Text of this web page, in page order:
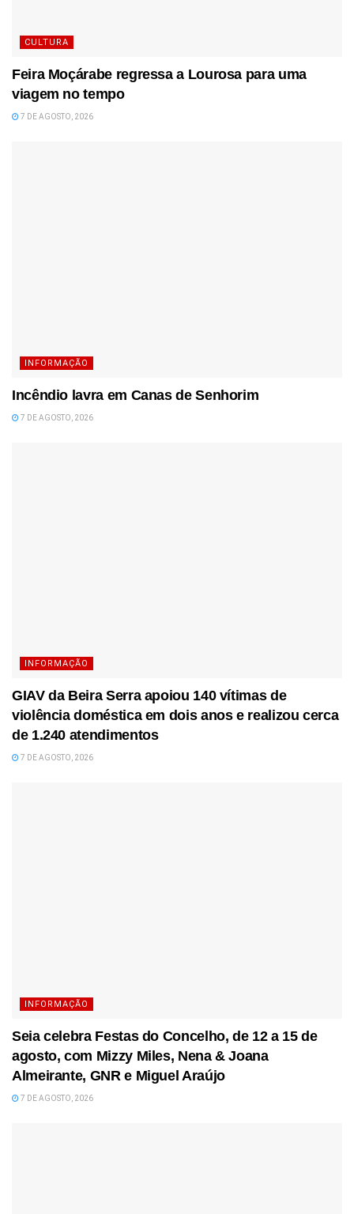
CULTURA
Feira Moçárabe regressa a Lourosa para uma
viagem no tempo
7 DE AGOSTO, 2026
INFORMAÇÃO
Incêndio lavra em Canas de Senhorim
7 DE AGOSTO, 2026
INFORMAÇÃO
GIAV da Beira Serra apoiou 140 vítimas de
violência doméstica em dois anos e realizou cerca
de 1.240 atendimentos
7 DE AGOSTO, 2026
INFORMAÇÃO
Seia celebra Festas do Concelho, de 12 a 15 de
agosto, com Mizzy Miles, Nena & Joana
Almeirante, GNR e Miguel Araújo
7 DE AGOSTO, 2026